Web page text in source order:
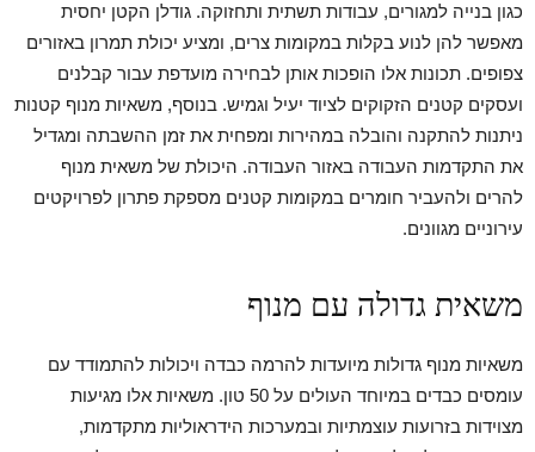
כגון בנייה למגורים, עבודות תשתית ותחזוקה. גודלן הקטן יחסית
מאפשר להן לנוע בקלות במקומות צרים, ומציע יכולת תמרון באזורים
צפופים. תכונות אלו הופכות אותן לבחירה מועדפת עבור קבלנים
ועסקים קטנים הזקוקים לציוד יעיל וגמיש. בנוסף, משאיות מנוף קטנות
ניתנות להתקנה והובלה במהירות ומפחית את זמן ההשבתה ומגדיל
את התקדמות העבודה באזור העבודה. היכולת של משאית מנוף
להרים ולהעביר חומרים במקומות קטנים מספקת פתרון לפרויקטים
עירוניים מגוונים.
משאית גדולה עם מנוף
משאיות מנוף גדולות מיועדות להרמה כבדה ויכולות להתמודד עם
עומסים כבדים במיוחד העולים על 50 טון. משאיות אלו מגיעות
מצוידות בזרועות עוצמתיות ובמערכות הידראוליות מתקדמות,